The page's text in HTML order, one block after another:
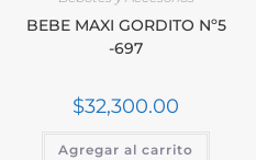
BEBE MAXI GORDITO Nº5
-697
$32,300.00
Agregar al carrito